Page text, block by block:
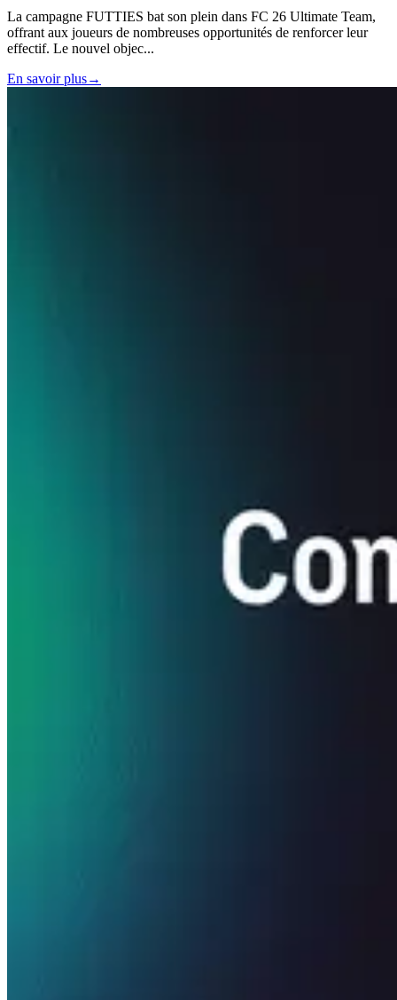
La campagne FUTTIES bat son plein dans FC 26 Ultimate Team,
offrant aux joueurs de nombreuses opportunités de renforcer leur
effectif. Le nouvel objec...
En savoir plus→